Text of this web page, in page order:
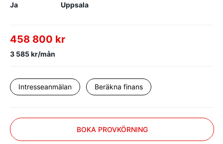
Ja
Uppsala
458 800 kr
3 585 kr/mån
Intresseanmälan Beräkna finans
BOKA PROVKÖRNING